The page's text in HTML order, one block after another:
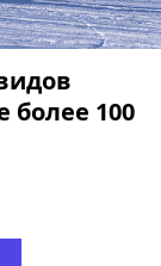
более 100